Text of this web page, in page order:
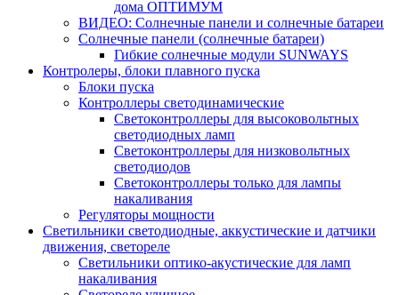
дома ОПТИМУМ
ВИДЕО: Солнечные панели и солнечные батареи
Солнечные панели (солнечные батареи)
Гибкие солнечные модули SUNWAYS
Контролеры, блоки плавного пуска
Блоки пуска
Контроллеры светодинамические
Светоконтроллеры для высоковольтных
светодиодных ламп
Светоконтроллеры для низковольтных
светодиодов
Светоконтроллеры только для лампы
накаливания
Регуляторы мощности
Светильники светодиодные, аккустические и датчики
движения, светореле
Светильники оптико-акустические для ламп
накаливания